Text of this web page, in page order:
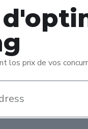
los prix de vos